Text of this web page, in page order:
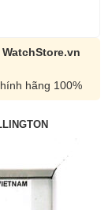
hãng 100%